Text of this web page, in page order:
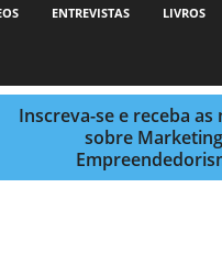
ENTREVISTAS LIVROS
Inscreva-se e receba as
sobre